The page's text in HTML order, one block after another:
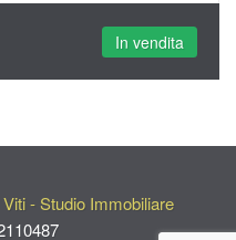
In vendita
- Studio Immobiliare